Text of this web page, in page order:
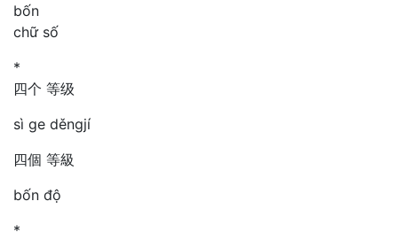
bốn
chữ số
*
四个 等级
sì ge děngjí
四個 等級
bốn độ
*